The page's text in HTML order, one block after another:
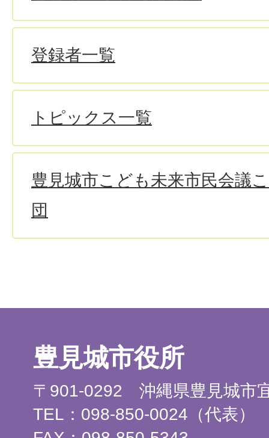
登録者一覧
トピックス一覧
豊見城市こども未来市民会議
団
豊見城市役所
〒901-0292 沖縄県豊見城市
TEL：098-850-0024（代表）